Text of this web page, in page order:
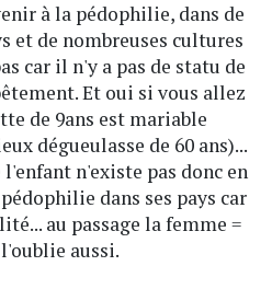
à la pédophilie, dans de
et de nombreuses cultures
car il n'y a pas de statu de
Et oui si vous allez
de 9ans est mariable
dégueulasse de 60 ans)...
n'existe pas donc en
dans ses pays car
au passage la femme =
aussi.